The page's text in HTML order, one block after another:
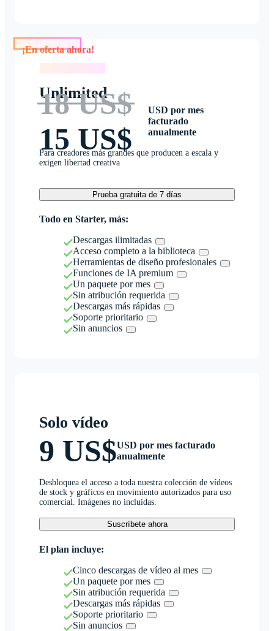
Unlimited
18 US$
15 US$
USD por mes
facturado
anualmente
Para creadores más grandes que producen a escala y
exigen libertad creativa
Prueba gratuita de 7 días
Todo en Starter, más:
Descargas ilimitadas
Acceso completo a la biblioteca
Herramientas de diseño profesionales
Funciones de IA premium
Un paquete por mes
Sin atribución requerida
Descargas más rápidas
Soporte prioritario
Sin anuncios
Solo vídeo
9 US$USD por mes facturado
anualmente
Desbloquea el acceso a toda nuestra colección de vídeos
de stock y gráficos en movimiento autorizados para uso
comercial. Imágenes no incluidas.
Suscríbete ahora
El plan incluye:
Cinco descargas de vídeo al mes
Un paquete por mes
Sin atribución requerida
Descargas más rápidas
Soporte prioritario
Sin anuncios